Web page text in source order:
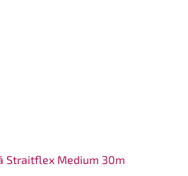
Straitflex Medium 30m